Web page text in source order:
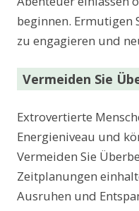
beginnen. Ermutigen
zu engagieren und
Vermeiden Sie
Extrovertierte
Energieniveau und
Vermeiden Sie
Zeitplanungen
Ausruhen und